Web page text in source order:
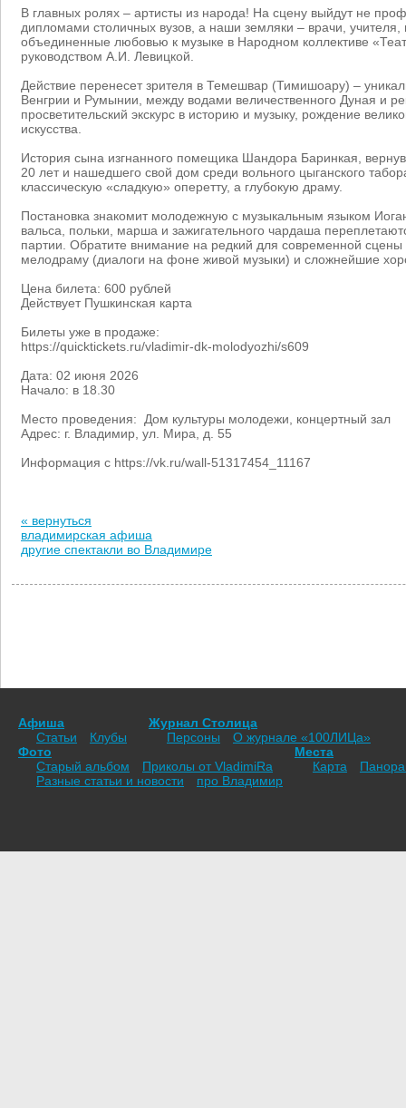
В главных ролях – артисты из народа! На сцену выйдут не
дипломами столичных вузов, а наши земляки – врачи,
объединенные любовью к музыке в Народном коллективе
руководством А.И. Левицкой.
Действие перенесет зрителя в Темешвар (Тимишоару) –
Венгрии и Румынии, между водами величественного Дуная и
просветительский экскурс в историю и музыку, рождение
искусства.
История сына изгнанного помещика Шандора Баринкая,
20 лет и нашедшего свой дом среди вольного цыганского
классическую «сладкую» оперетту, а глубокую драму.
Постановка знакомит молодежную с музыкальным языком
вальса, польки, марша и зажигательного чардаша
партии. Обратите внимание на редкий для современной
мелодраму (диалоги на фоне живой музыки) и сложнейшие
Цена билета: 600 рублей
Действует Пушкинская карта
Билеты уже в продаже:
https://quicktickets.ru/vladimir-dk-molodyozhi/s609
Дата: 02 июня 2026
Начало: в 18.30
Место проведения: Дом культуры молодежи, концертный зал
Адрес: г. Владимир, ул. Мира, д. 55
Информация с https://vk.ru/wall-51317454_11167
« вернуться
владимирская афиша
другие спектакли во Владимире
Афиша
Статьи
Клубы
Журнал Столица
Персоны
О журнале «100ЛИЦа»
Фото
Старый альбом
Приколы от VladimiRа
Места
Карта
Разные статьи и новости
про Владимир